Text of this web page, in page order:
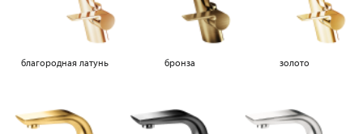
благородная латунь бронза золото